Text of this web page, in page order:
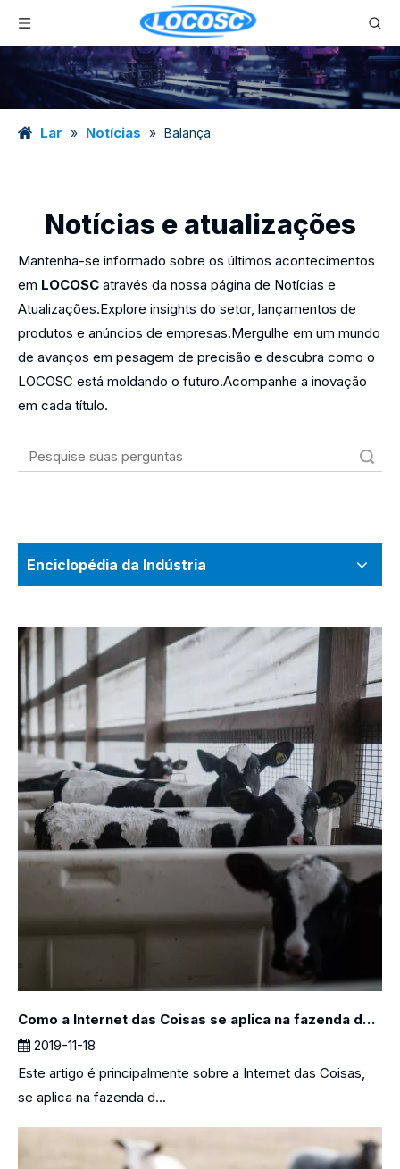
Lar » Notícias » Balança
Notícias e atualizações
Mantenha-se informado sobre os últimos acontecimentos
em LOCOSC através da nossa página de Notícias e
Atualizações.Explore insights do setor, lançamentos de
produtos e anúncios de empresas.Mergulhe em um mundo
de avanços em pesagem de precisão e descubra como o
LOCOSC está moldando o futuro.Acompanhe a inovação
em cada título.
Enciclopédia da Indústria
Como a Internet das Coisas se aplica na fazenda de ovelhas do leite？
2019-11-18
Este artigo é principalmente sobre a Internet das Coisas,
se aplica na fazenda d...